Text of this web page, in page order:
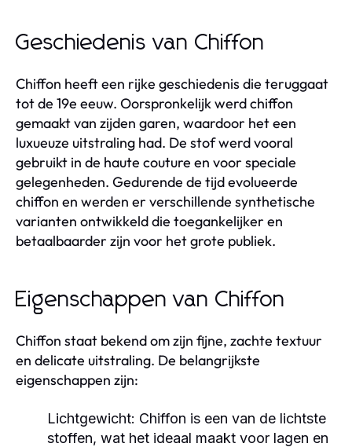
Geschiedenis van Chiffon
Chiffon heeft een rijke geschiedenis die teruggaat
tot de 19e eeuw. Oorspronkelijk werd chiffon
gemaakt van zijden garen, waardoor het een
luxueuze uitstraling had. De stof werd vooral
gebruikt in de haute couture en voor speciale
gelegenheden. Gedurende de tijd evolueerde
chiffon en werden er verschillende synthetische
varianten ontwikkeld die toegankelijker en
betaalbaarder zijn voor het grote publiek.
Eigenschappen van Chiffon
Chiffon staat bekend om zijn fijne, zachte textuur
en delicate uitstraling. De belangrijkste
eigenschappen zijn:
Lichtgewicht: Chiffon is een van de lichtste
stoffen, wat het ideaal maakt voor lagen en